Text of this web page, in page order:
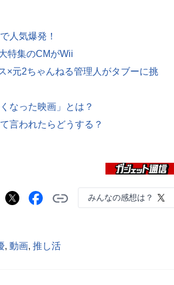
人気爆発！
特集のCMがWii
×元2ちゃんねる管理人がタブーに挑
なった映画」とは？
言われたらどうする？
みんなの感想は？
, 動画, 推し活